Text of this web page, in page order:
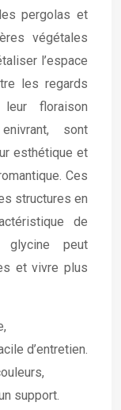
pergolas et
végétales
l’espace
les regards
floraison
sont
esthétique et
Ces
structures en
de
glycine peut
et vivre plus
d’entretien.
support.